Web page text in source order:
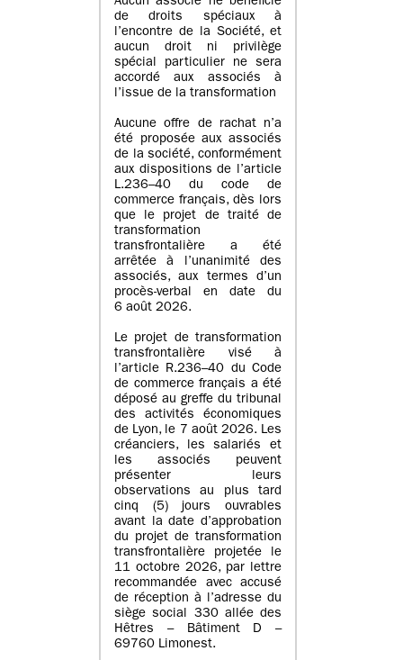
de droits spéciaux à
l’encontre de la Société, et
aucun droit ni privilège
spécial particulier ne sera
accordé aux associés à
l’issue de la transformation
Aucune offre de rachat n’a
été proposée aux associés
de la société, conformément
aux dispositions de l’article
L.236–40 du code de
commerce français, dès lors
que le projet de traité de
transformation
transfrontalière a été
arrêtée à l’unanimité des
associés, aux termes d’un
procès-verbal en date du
6 août 2026.
Le projet de transformation
transfrontalière visé à
l’article R.236–40 du Code
de commerce français a été
déposé au greffe du tribunal
des activités économiques
de Lyon, le 7 août 2026. Les
créanciers, les salariés et
les associés peuvent
présenter leurs
observations au plus tard
cinq (5) jours ouvrables
avant la date d’approbation
du projet de transformation
transfrontalière projetée le
11 octobre 2026, par lettre
recommandée avec accusé
de réception à l’adresse du
siège social 330 allée des
Hêtres – Bâtiment D –
69760 Limonest.